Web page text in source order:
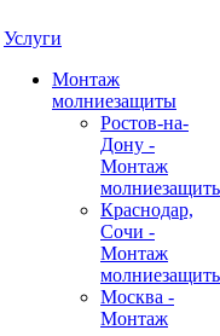
Услуги
Монтаж
молниезащиты
Ростов-на-
Дону -
Монтаж
Краснодар,
Сочи -
Монтаж
Москва -
Монтаж